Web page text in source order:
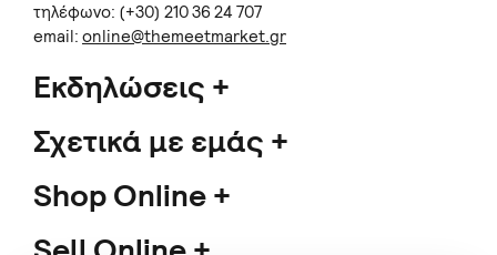
τηλέφωνο: (+30) 210 36 24 707
email: online@themeetmarket.gr
Εκδηλώσεις
Σχετικά με εμάς
Shop Online